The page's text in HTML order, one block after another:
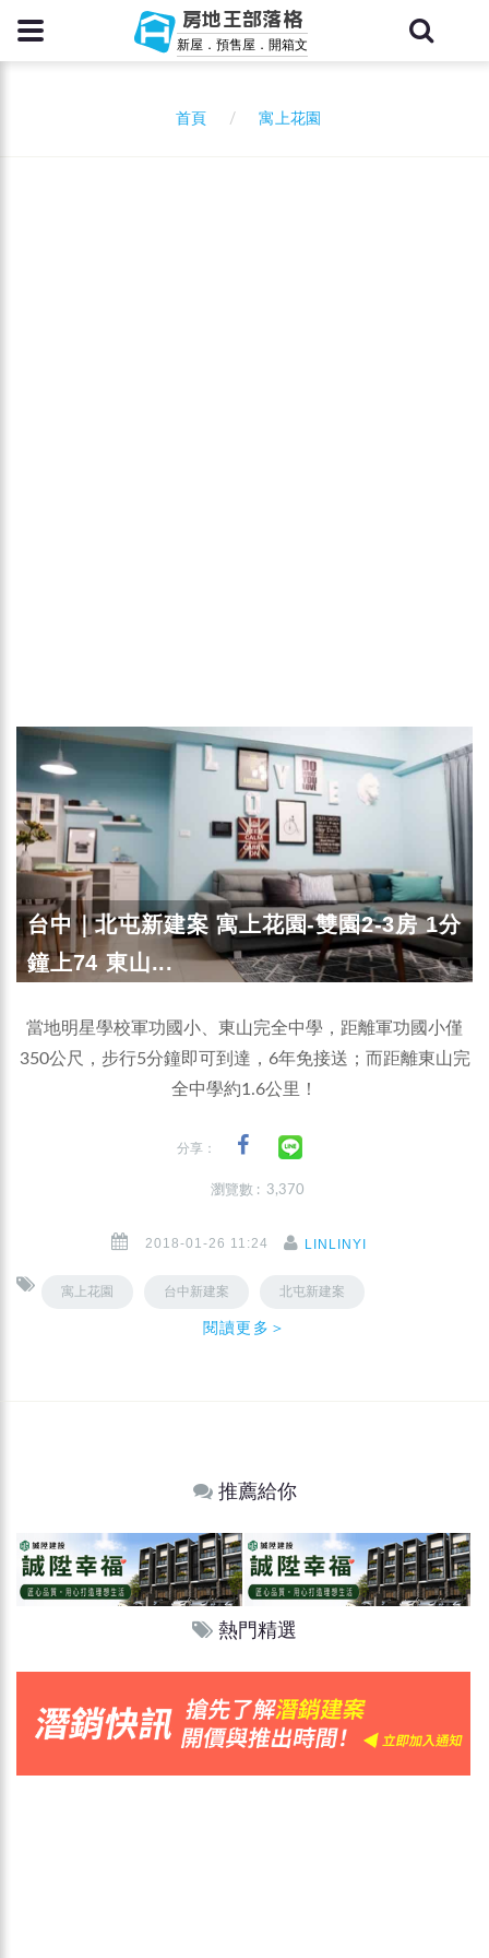
房地王部落格
新屋．預售屋．開箱文
首頁 寓上花園
台中｜北屯新建案 寓上花園-雙園2-3房 1分
鐘上74 東山...
當地明星學校軍功國小、東山完全中學，距離軍功國小僅
350公尺，步行5分鐘即可到達，6年免接送；而距離東山完
全中學約1.6公里！
分享：
瀏覽數 : 3,370
2018-01-26 11:24 LINLINYI
寓上花園 台中新建案 北屯新建案
閱讀更多＞
推薦給你
熱門精選